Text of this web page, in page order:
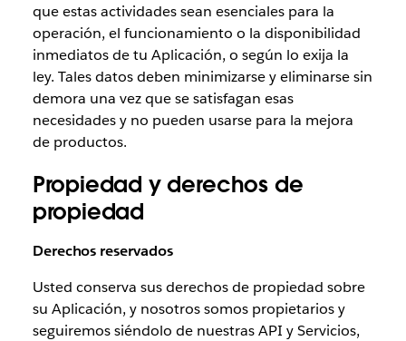
que estas actividades sean esenciales para la
operación, el funcionamiento o la disponibilidad
inmediatos de tu Aplicación, o según lo exija la
ley. Tales datos deben minimizarse y eliminarse sin
demora una vez que se satisfagan esas
necesidades y no pueden usarse para la mejora
de productos.
Propiedad y derechos de
propiedad
Derechos reservados
Usted conserva sus derechos de propiedad sobre
su Aplicación, y nosotros somos propietarios y
seguiremos siéndolo de nuestras API y Servicios,